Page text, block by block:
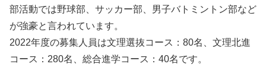
部活動では野球部、サッカー部、男子バトミントン部など
が強豪と言われています。
2022年度の募集人員は文理選抜コース：80名、文理北進
コース：280名、総合進学コース：40名です。